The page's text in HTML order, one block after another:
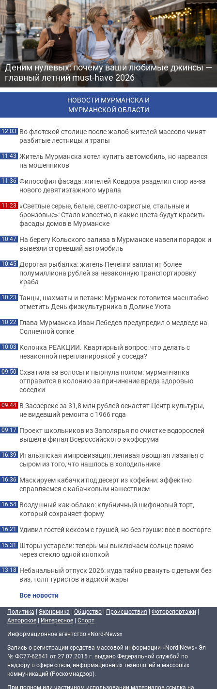
Деним нулевых: почему ваши любимые джинсы —
главный летний must-have 2026
НОВОСТИ МУРМАНСКА И
МУРМАНСКОЙ ОБЛАСТИ
12:03 Во флотской столице после жалоб жителей массово чинят
разбитые лестницы и трапы
11:43 Житель Мурманска хотел купить автомобиль, но нарвался
на мошенников
11:36 Философия фасада: жителей Ковдора разделил спор из-за
нового девятиэтажного мурала
11:23 «Светлые серые, белые, светло-охристые, стальные и
бронзовые»: Стало известно, в какие цвета будут красить
фасады домов в Мурманске
10:47 На берегу Кольского залива в Мурманске навели порядок и
вывезли сгоревший автомобиль
10:45 Дорогая рыбалка: житель Печенги заплатит более
полумиллиона рублей за незаконную транспортировку
краба
10:23 Танцы, шахматы и петанк: Мурманск готовится масштабно
отметить День физкультурника в Долине Уюта
10:22 Глава Мурманска Иван Лебедев предупредил о медведе на
Солнечной сопке
10:03 Колонка РЕАКЦИИ. Квартирный вопрос: что делать с
незаконной перепланировкой у соседа?
09:50 Схватила за волосы и пырнула ножом: мурманчанка
отправится в колонию за причинение вреда здоровью
соседки
09:44 В Заозерске за 31,8 млн рублей оснастят Центр культуры,
не видевший ремонта с 1966 года
09:17 Проект школьников из Заполярья по очистке водорослей
вышел в финал Всероссийского экофорума
16:39 Итальянская импровизация: ленивая овощная лазанья с
сыром из того, что нашлось в холодильнике
16:36 Маскируем кабачки под десерт из кофейни: эффектно
справляемся с кабачковым нашествием
16:54 Воздушный как облако: клубничный шифоновый торт,
который сохраняет форму
16:21 Удивил гостей кексом с грушей, но без груши: все в восторге
15:31 Шторы устарели: теперь мы выключаем солнце прямо
через стекло одной кнопкой
13:18 Небанальный отпуск 2026: куда тайно рвануть с детьми без
виз, толп туристов и адской жары
Все новости
Политика | Экономика | Общество | Происшествия | Фоторепортажи |
Авторское | Интересное | Спорт
Информационное агентство «Nord-News»
Запись о регистрации средства массовой информации «Nord-News» Эл
№ ФС77-62541 от 27.07.2015 г. выдано Федеральной службой по
надзору в сфере связи, информационных технологий и массовых
коммуникаций (Роскомнадзор).
При полном или частичном использовании материалов ссылка на